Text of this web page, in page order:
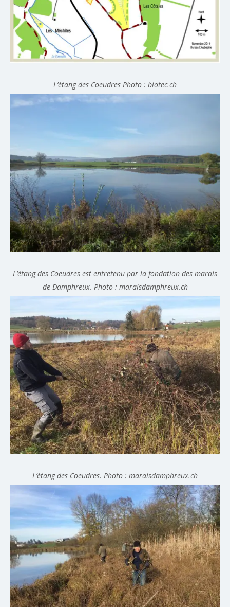
L’étang des Coeudres Photo : biotec.ch
L’étang des Coeudres est entretenu par la fondation des marais
de Damphreux. Photo : maraisdamphreux.ch
L’étang des Coeudres. Photo : maraisdamphreux.ch